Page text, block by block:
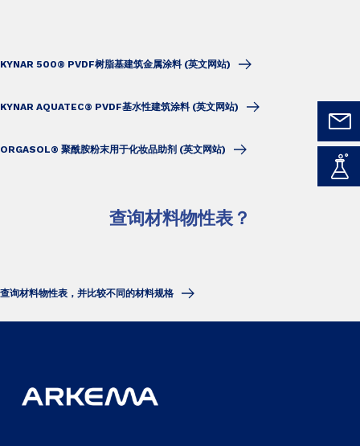
KYNAR 500® PVDF树脂基建筑金属涂料 (英文网站)
KYNAR AQUATEC® PVDF基水性建筑涂料 (英文网站)
ORGASOL® 聚酰胺粉末用于化妆品助剂 (英文网站)
查询材料物性表？
查询材料物性表，并比较不同的材料规格